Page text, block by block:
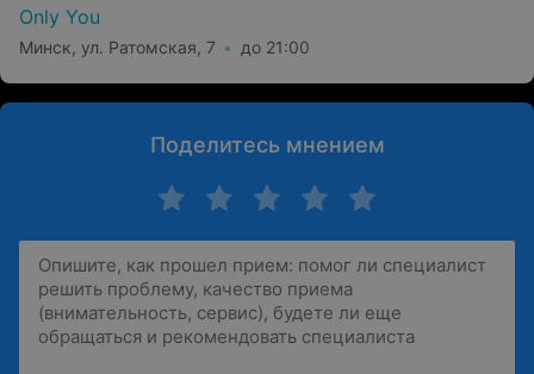
Only You
Минск, ул. Ратомская, 7 до 21:00
Поделитесь мнением